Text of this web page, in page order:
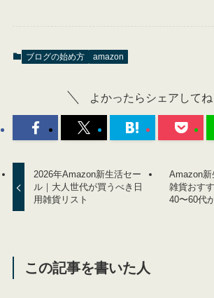
ブログの始め方 amazon
よかったらシェアしてね
2026年Amazon新生活セー
ル｜大人世代が買うべき日
用雑貨リスト
Amazon新
雑貨おす
40〜60代
この記事を書いた人